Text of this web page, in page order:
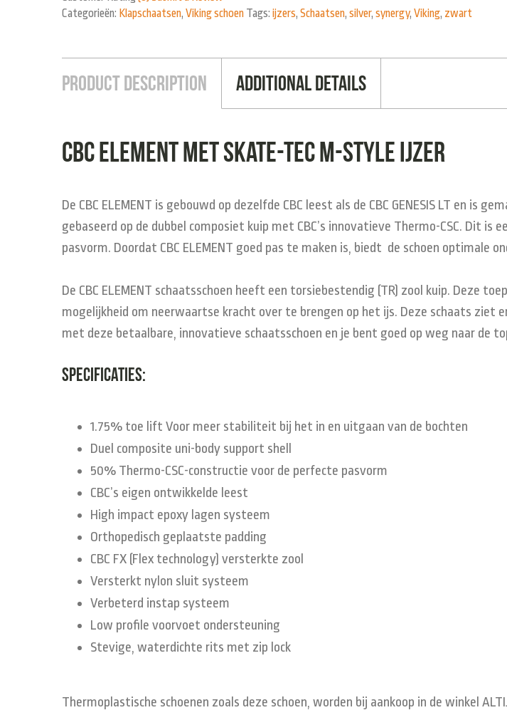
Categorieën: Klapschaatsen, Viking schoen Tags: ijzers, Schaatsen, silver, synergy, Viking, zwart
Product Description Additional Details
CBC element met Skate-Tec M-style ijzer
De CBC ELEMENT is gebouwd op dezelfde CBC leest als de CBC GENESIS LT en
gebaseerd op de dubbel composiet kuip met CBC’s innovatieve Thermo-CSC. Dit
pasvorm. Doordat CBC ELEMENT goed pas te maken is, biedt de schoen
De CBC ELEMENT schaatsschoen heeft een torsiebestendig (TR) zool kuip. Deze
mogelijkheid om neerwaartse kracht over te brengen op het ijs. Deze schaats
met deze betaalbare, innovatieve schaatsschoen en je bent goed op weg naar de
Specificaties:
1.75% toe lift Voor meer stabiliteit bij het in en uitgaan van de bochten
Duel composite uni-body support shell
50% Thermo-CSC-constructie voor de perfecte pasvorm
CBC’s eigen ontwikkelde leest
High impact epoxy lagen systeem
Orthopedisch geplaatste padding
CBC FX (Flex technology) versterkte zool
Versterkt nylon sluit systeem
Verbeterd instap systeem
Low profile voorvoet ondersteuning
Stevige, waterdichte rits met zip lock
Thermoplastische schoenen zoals deze schoen, worden bij aankoop in de winkel